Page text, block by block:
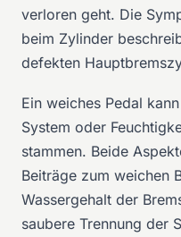
verloren geht. Die
beim Zylinder
defekten
Ein weiches Pedal
System oder
stammen. Beide
Beiträge zum weichen
Wassergehalt der
saubere Trennung der